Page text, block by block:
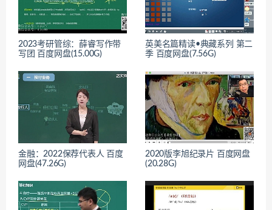
2023考研管综：薛睿写作带
写团 百度网盘(15.00G)
英美名篇精读•典藏系列 第二
季 百度网盘(7.56G)
金融：2022保荐代表人 百度
网盘(47.26G)
2020版李旭纪录片 百度网盘
(20.28G)